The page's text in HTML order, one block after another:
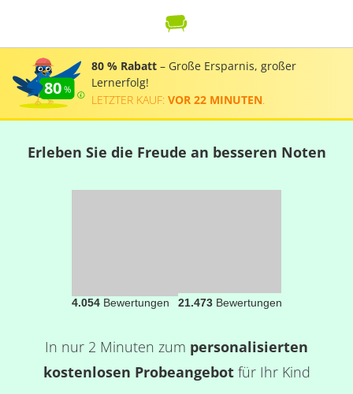
80
80 % Rabatt – Große Ersparnis, großer
Lernerfolg!
LETZTER KAUF: VOR 22 MINUTEN
Erleben Sie die Freude an besseren Noten
4.054Bewertungen 21.473Bewertungen
In nur 2 Minuten zum personalisierten
kostenlosen Probeangebotfür Ihr Kind